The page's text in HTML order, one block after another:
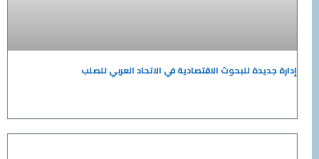
للبحوث الاقتصادية في الاتحاد العربي للصلب